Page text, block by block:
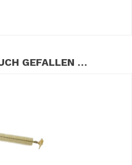
GEFALLEN …